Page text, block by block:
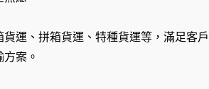
運、拼箱貨運、特種貨運等，滿足客戶
案。